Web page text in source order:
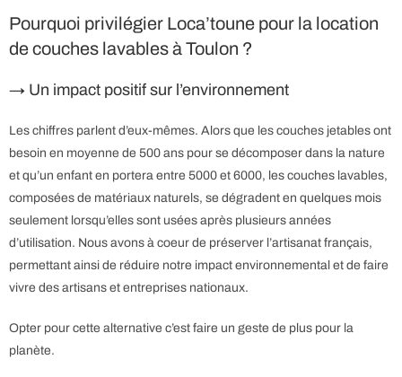
Pourquoi privilégier Loca’toune pour la location
de couches lavables à Toulon ?
→ Un impact positif sur l’environnement
Les chiffres parlent d’eux-mêmes. Alors que les couches jetables ont
besoin en moyenne de 500 ans pour se décomposer dans la nature
et qu’un enfant en portera entre 5000 et 6000, les couches lavables,
composées de matériaux naturels, se dégradent en quelques mois
seulement lorsqu’elles sont usées après plusieurs années
d’utilisation. Nous avons à coeur de préserver l’artisanat français,
permettant ainsi de réduire notre impact environnemental et de faire
vivre des artisans et entreprises nationaux.
Opter pour cette alternative c’est faire un geste de plus pour la
planète.